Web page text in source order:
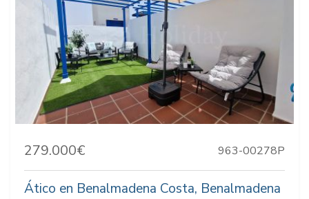
279.000€ 963-00278P
Ático en Benalmadena Costa, Benalmadena